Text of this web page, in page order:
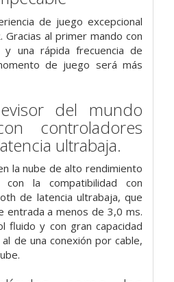
de juego excepcional
Gracias al primer mando con
y una rápida frecuencia de
de juego será más
del mundo
controladores
ultrabaja.
la nube de alto rendimiento
la compatibilidad con
de latencia ultrabaja, que
entrada a menos de 3,0 ms.
fluido y con gran capacidad
de una conexión por cable,